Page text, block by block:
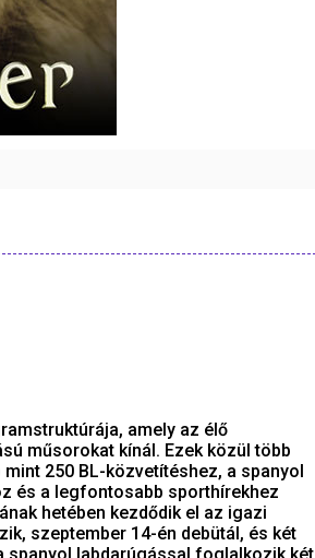
amely az élő
műsorokat kínál. Ezek közül több
250 BL-közvetítéshez, a spanyol
és a legfontosabb sporthírekhez
hetében kezdődik el az igazi
szeptember 14-én debütál, és két